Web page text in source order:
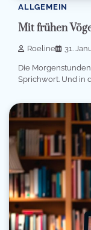
ALLGEMEIN
Mit frühen
Roeline 31.
Die
Sprichwort. Und in